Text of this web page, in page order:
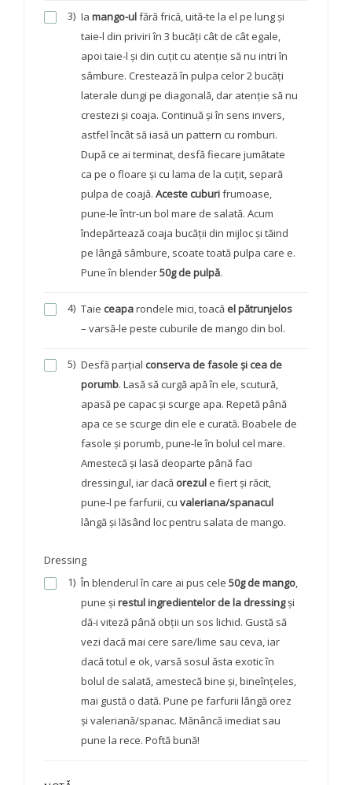
3) Ia mango-ulfără frică, uită-te la el pe lung și
taie-l din priviri în 3 bucăți cât de cât egale,
apoi taie-l și din cuțit cu atenție să nu intri în
sâmbure. Crestează în pulpa celor 2 bucăți
laterale dungi pe diagonală, dar atenție să nu
crestezi și coaja. Continuă și în sens invers,
astfel încât să iasă un pattern cu romburi.
După ce ai terminat, desfă fiecare jumătate
ca pe o floare și cu lama de la cuțit, separă
pulpa de coajă. Aceste cuburifrumoase,
pune-le într-un bol mare de salată. Acum
îndepărtează coaja bucății din mijloc și tăind
pe lângă sâmbure, scoate toată pulpa care e.
Pune în blender50g de pulpă.
4) Taie ceaparondele mici, toacă el pătrunjelos
– varsă-le peste cuburile de mango din bol.
5) Desfă parțial conserva de fasole și cea de
porumb. Lasă să curgă apă în ele, scutură,
apasă pe capac și scurge apa. Repetă până
apa ce se scurge din ele e curată. Boabele de
fasole și porumb, pune-le în bolul cel mare.
Amestecă și lasă deoparte până faci
dressingul, iar dacă orezul e fiert și răcit,
pune-l pe farfurii, cu valeriana/spanacul
lângă și lăsând loc pentru salata de mango.
Dressing
1) În blenderul în care ai pus cele 50g de mango,
pune și restul ingredientelor de la dressingși
dă-i viteză până obții un sos lichid. Gustă să
vezi dacă mai cere sare/lime sau ceva, iar
dacă totul e ok, varsă sosul ăsta exotic în
bolul de salată, amestecă bine și, bineînțeles,
mai gustă o dată. Pune pe farfurii lângă orez
și valeriană/spanac. Mănâncă imediat sau
pune la rece. Poftă bună!